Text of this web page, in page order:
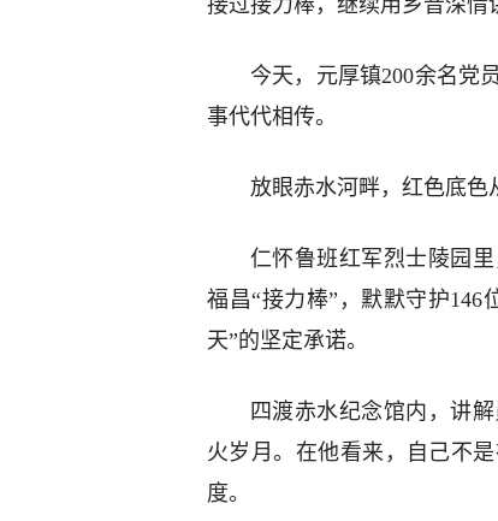
接过接力棒，继续用乡音深情
今天，元厚镇200余名党
事代代相传。
放眼赤水河畔，红色底色
仁怀鲁班红军烈士陵园
福昌“接力棒”，默默守护146
天”的坚定承诺。
四渡赤水纪念馆内，讲
火岁月。在他看来，自己不
度。